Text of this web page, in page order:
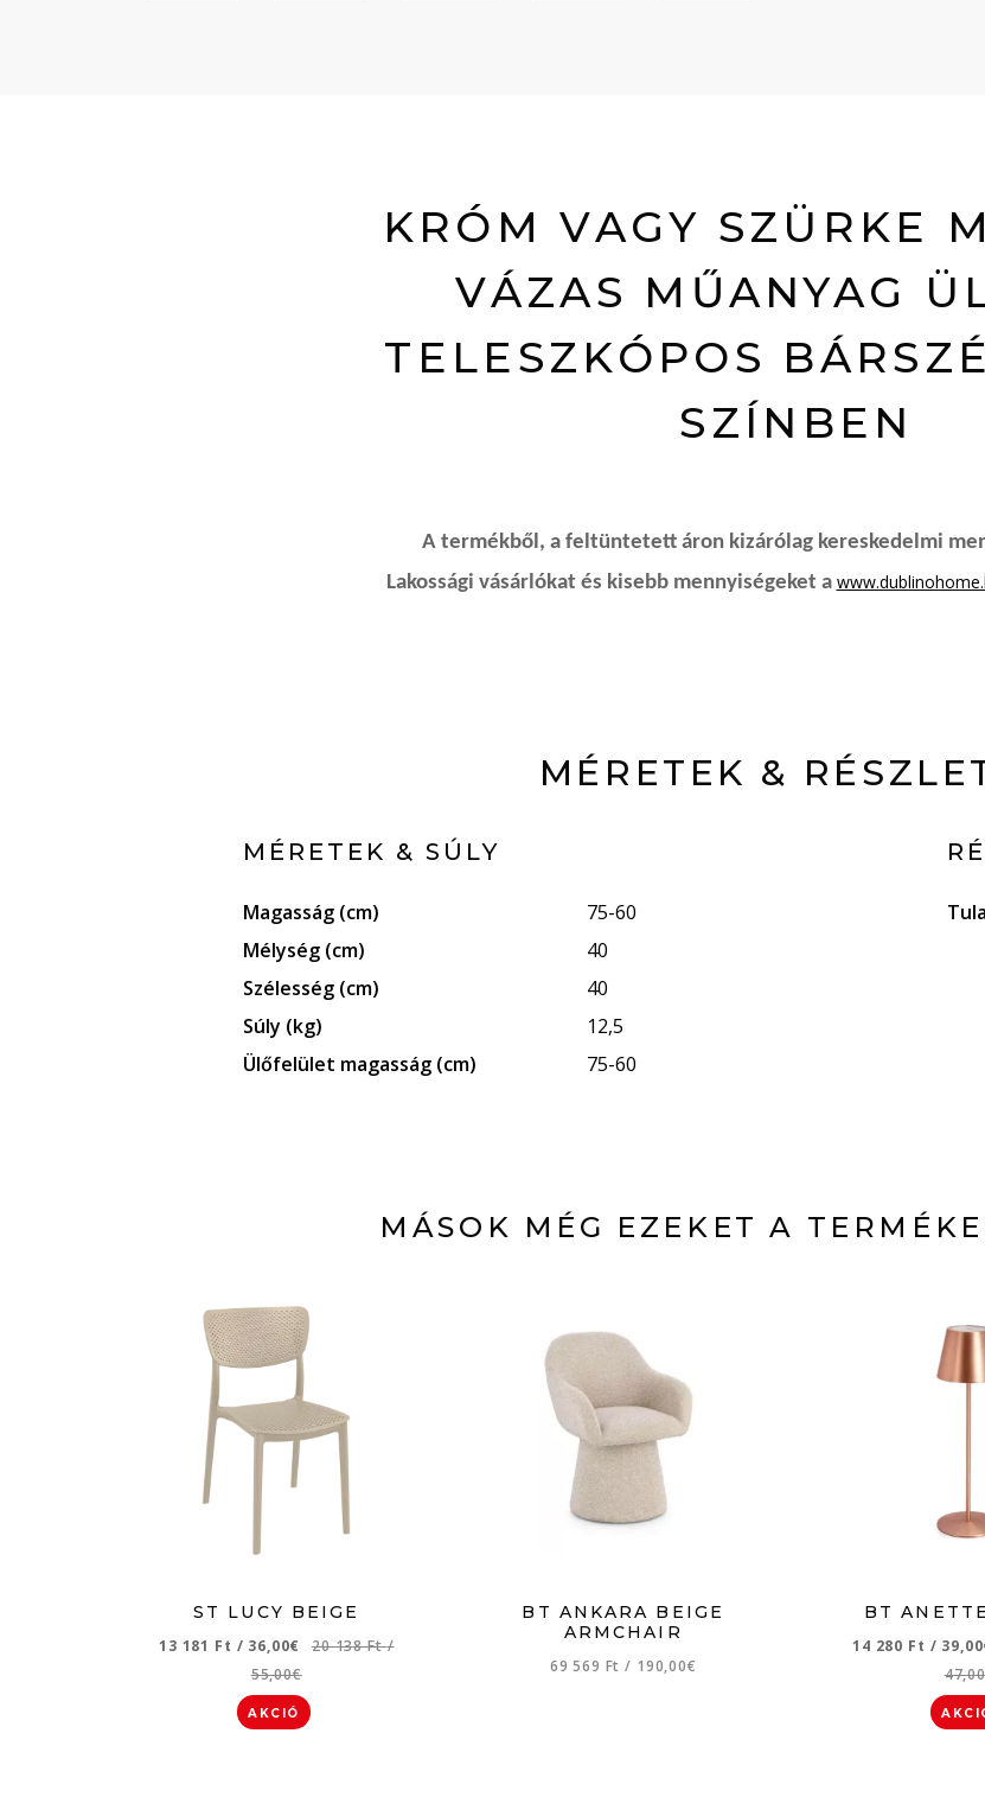
KRÓM VAGY SZÜRKE
VÁZAS MŰANYAG
TELESZKÓPOS
SZÍNBEN
A termékből, a feltüntetett áron kizárólag kereskedelmi
Lakossági vásárlókat és kisebb mennyiségeket a
MÉRETEK &
MÉRETEK & SÚLY
Magasság (cm)
75-60
Mélység (cm)
40
Szélesség (cm)
40
Súly (kg)
12,5
Ülőfelület magasság (cm)
75-60
MÁSOK MÉG EZEKET A
ST LUCY BEIGE
13 181 Ft / 36,00€ 20 138 Ft/
55,00€
AKCIÓ
BT ANKARA BEIGE
ARMCHAIR
69 569 Ft/ 190,00€
BT
14 280 Ft /